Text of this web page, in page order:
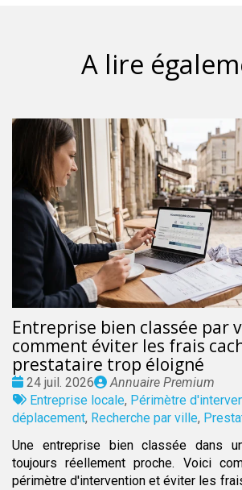
A lire
Entreprise bien classée par
comment éviter les frais
prestataire trop éloigné
Date
:
24 juil. 2026
Publié
par
Annuaire Premium
Tags
:
Entreprise locale, Périmètre
déplacement, Recherche par ville,
Une entreprise bien classée dans
toujours réellement proche. Voici
périmètre d'intervention et éviter les